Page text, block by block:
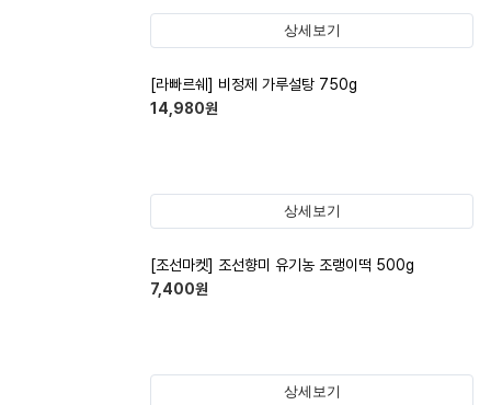
상세보기
[라빠르쉐] 비정제 가루설탕 750g
14,980원
상세보기
[조선마켓] 조선향미 유기농 조랭이떡 500g
7,400원
상세보기